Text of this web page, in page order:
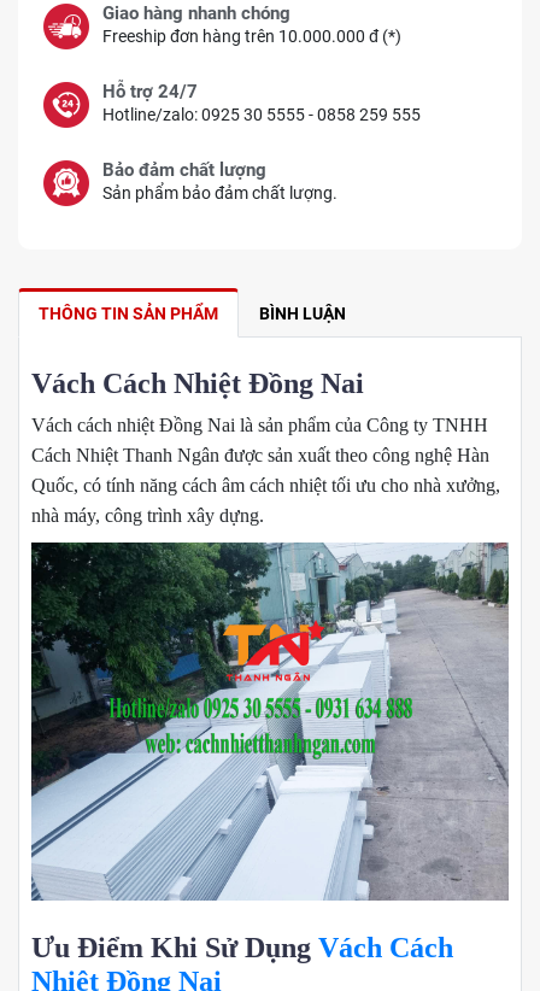
Giao hàng nhanh chóng
Freeship đơn hàng trên 10.000.000 đ (*)
Hỗ trợ 24/7
Hotline/zalo: 0925 30 5555 - 0858 259 555
Bảo đảm chất lượng
Sản phẩm bảo đảm chất lượng.
THÔNG TIN SẢN PHẨM BÌNH LUẬN
Vách Cách Nhiệt Đồng Nai
Vách cách nhiệt Đồng Nai là sản phẩm của Công ty TNHH
Cách Nhiệt Thanh Ngân được sản xuất theo công nghệ Hàn
Quốc, có tính năng cách âm cách nhiệt tối ưu cho nhà xưởng,
nhà máy, công trình xây dựng.
Ưu Điểm Khi Sử Dụng Vách Cách
Nhiệt Đồng Nai